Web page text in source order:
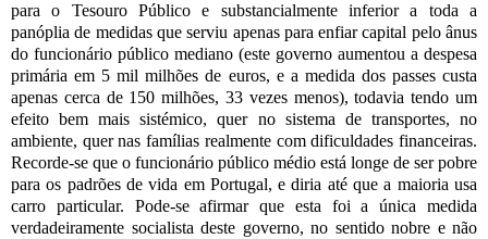
para o Tesouro Público e substancialmente inferior a toda a
panóplia de medidas que serviu apenas para enfiar capital pelo ânus
do funcionário público mediano (este governo aumentou a despesa
primária em 5 mil milhões de euros, e a medida dos passes custa
apenas cerca de 150 milhões, 33 vezes menos), todavia tendo um
efeito bem mais sistémico, quer no sistema de transportes, no
ambiente, quer nas famílias realmente com dificuldades financeiras.
Recorde-se que o funcionário público médio está longe de ser pobre
para os padrões de vida em Portugal, e diria até que a maioria usa
carro particular. Pode-se afirmar que esta foi a única medida
verdadeiramente socialista deste governo, no sentido nobre e não